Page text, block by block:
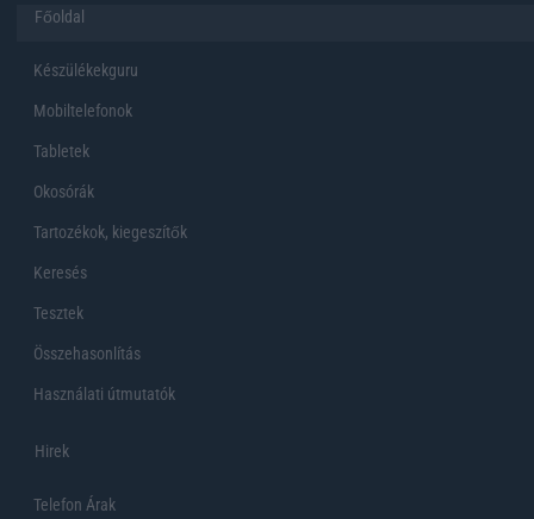
Főoldal
Készülékekguru
Mobiltelefonok
Tabletek
Okosórák
Tartozékok, kiegeszítők
Keresés
Tesztek
Összehasonlítás
Használati útmutatók
Hirek
Telefon Árak